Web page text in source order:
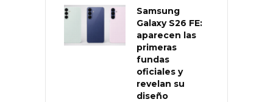
Samsung
Galaxy S26 FE:
aparecen las
primeras
fundas
oficiales y
revelan su
diseño